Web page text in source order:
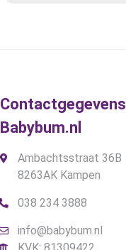
Contactgegevens
Babybum.nl
Ambachtsstraat 36B
8263AK Kampen
038 234 3888
info@babybum.nl